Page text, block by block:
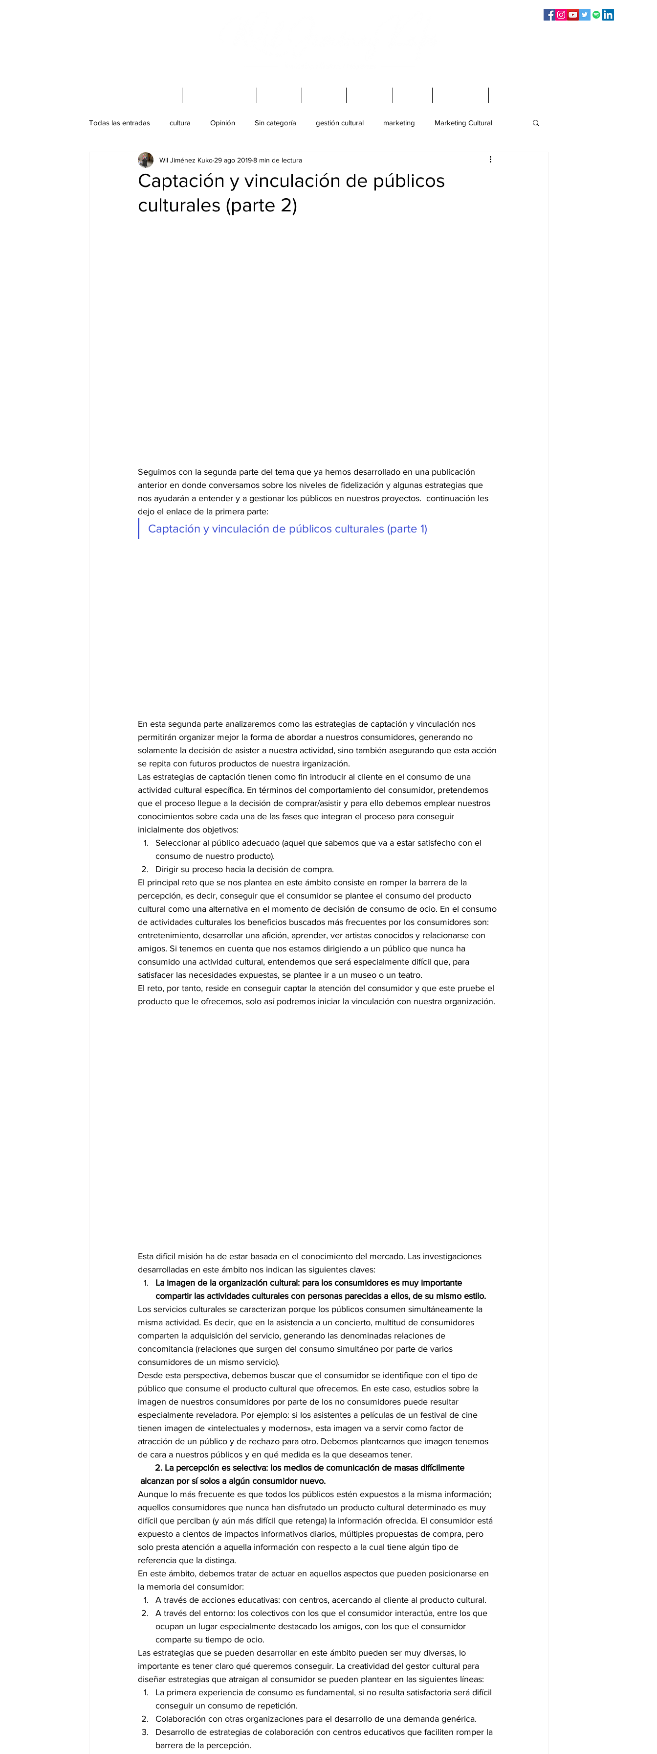
Todas las entradas cultura Opinión Sin categoría gestión cultural marketing Marketing Cultural
Turismo Cultural Patrimonio Cultural juventud
Captación y vinculación de públicos
culturales (parte 2)
Wil Jiménez Kuko 29 ago 20198 min de lectura
Seguimos con la segunda parte del tema que ya hemos desarrollado en una publicación
anterior en donde conversamos sobre los niveles de fidelización y algunas estrategias que
nos ayudarán a entender y a gestionar los públicos en nuestros proyectos.  continuación les
dejo el enlace de la primera parte:
Captación y vinculación de públicos culturales (parte 1)
En esta segunda parte analizaremos como las estrategias de captación y vinculación nos
permitirán organizar mejor la forma de abordar a nuestros consumidores, generando no
solamente la decisión de asister a nuestra actividad, sino también asegurando que esta acción
se repita con futuros productos de nuestra irganización.
Las estrategias de captación tienen como fin introducir al cliente en el consumo de una
actividad cultural específica. En términos del comportamiento del consumidor, pretendemos
que el proceso llegue a la decisión de comprar/asistir y para ello debemos emplear nuestros
conocimientos sobre cada una de las fases que integran el proceso para conseguir
inicialmente dos objetivos:
Seleccionar al público adecuado (aquel que sabemos que va a estar satisfecho con el
consumo de nuestro producto).
Dirigir su proceso hacia la decisión de compra.
El principal reto que se nos plantea en este ámbito consiste en romper la barrera de la
percepción, es decir, conseguir que el consumidor se plantee el consumo del producto
cultural como una alternativa en el momento de decisión de consumo de ocio. En el consumo
de actividades culturales los beneficios buscados más frecuentes por los consumidores son:
entretenimiento, desarrollar una afición, aprender, ver artistas conocidos y relacionarse con
amigos. Si tenemos en cuenta que nos estamos dirigiendo a un público que nunca ha
consumido una actividad cultural, entendemos que será especialmente difícil que, para
satisfacer las necesidades expuestas, se plantee ir a un museo o un teatro.
El reto, por tanto, reside en conseguir captar la atención del consumidor y que este pruebe el
producto que le ofrecemos, solo así podremos iniciar la vinculación con nuestra organización.
Esta difícil misión ha de estar basada en el conocimiento del mercado. Las investigaciones
desarrolladas en este ámbito nos indican las siguientes claves:
La imagen de la organización cultural: para los consumidores es muy importante
compartir las actividades culturales con personas parecidas a ellos, de su mismo estilo.
Los servicios culturales se caracterizan porque los públicos consumen simultáneamente la
misma actividad. Es decir, que en la asistencia a un concierto, multitud de consumidores
comparten la adquisición del servicio, generando las denominadas relaciones de
concomitancia (relaciones que surgen del consumo simultáneo por parte de varios
consumidores de un mismo servicio).
Desde esta perspectiva, debemos buscar que el consumidor se identifique con el tipo de
público que consume el producto cultural que ofrecemos. En este caso, estudios sobre la
imagen de nuestros consumidores por parte de los no consumidores puede resultar
especialmente reveladora. Por ejemplo: si los asistentes a películas de un festival de cine
tienen imagen de «intelectuales y modernos», esta imagen va a servir como factor de
atracción de un público y de rechazo para otro. Debemos plantearnos que imagen tenemos
de cara a nuestros públicos y en qué medida es la que deseamos tener.
2. La percepción es selectiva: los medios de comunicación de masas difícilmente
alcanzan por sí solos a algún consumidor nuevo.
Aunque lo más frecuente es que todos los públicos estén expuestos a la misma información;
aquellos consumidores que nunca han disfrutado un producto cultural determinado es muy
difícil que perciban (y aún más difícil que retenga) la información ofrecida. El consumidor está
expuesto a cientos de impactos informativos diarios, múltiples propuestas de compra, pero
solo presta atención a aquella información con respecto a la cual tiene algún tipo de
referencia que la distinga.
En este ámbito, debemos tratar de actuar en aquellos aspectos que pueden posicionarse en
la memoria del consumidor:
A través de acciones educativas: con centros, acercando al cliente al producto cultural.
A través del entorno: los colectivos con los que el consumidor interactúa, entre los que
ocupan un lugar especialmente destacado los amigos, con los que el consumidor
comparte su tiempo de ocio.
Las estrategias que se pueden desarrollar en este ámbito pueden ser muy diversas, lo
importante es tener claro qué queremos conseguir. La creatividad del gestor cultural para
diseñar estrategias que atraigan al consumidor se pueden plantear en las siguientes líneas:
La primera experiencia de consumo es fundamental, si no resulta satisfactoria será difícil
conseguir un consumo de repetición.
Colaboración con otras organizaciones para el desarrollo de una demanda genérica.
Desarrollo de estrategias de colaboración con centros educativos que faciliten romper la
barrera de la percepción.